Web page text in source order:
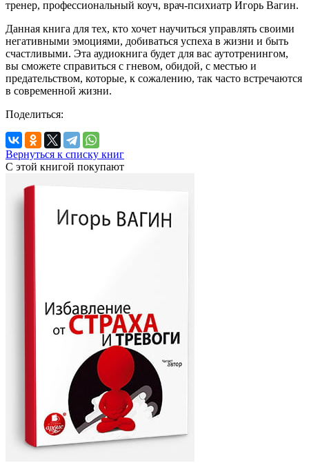
тренер, профессиональный коуч, врач-психиатр Игорь Вагин.
Данная книга для тех, кто хочет научиться управлять своими
негативными эмоциями, добиваться успеха в жизни и быть
счастливыми. Эта аудиокнига будет для вас аутотренингом,
вы сможете справиться с гневом, обидой, с местью и
предательством, которые, к сожалению, так часто встречаются
в современной жизни.
Поделиться:
Вернуться к списку книг
С этой книгой покупают